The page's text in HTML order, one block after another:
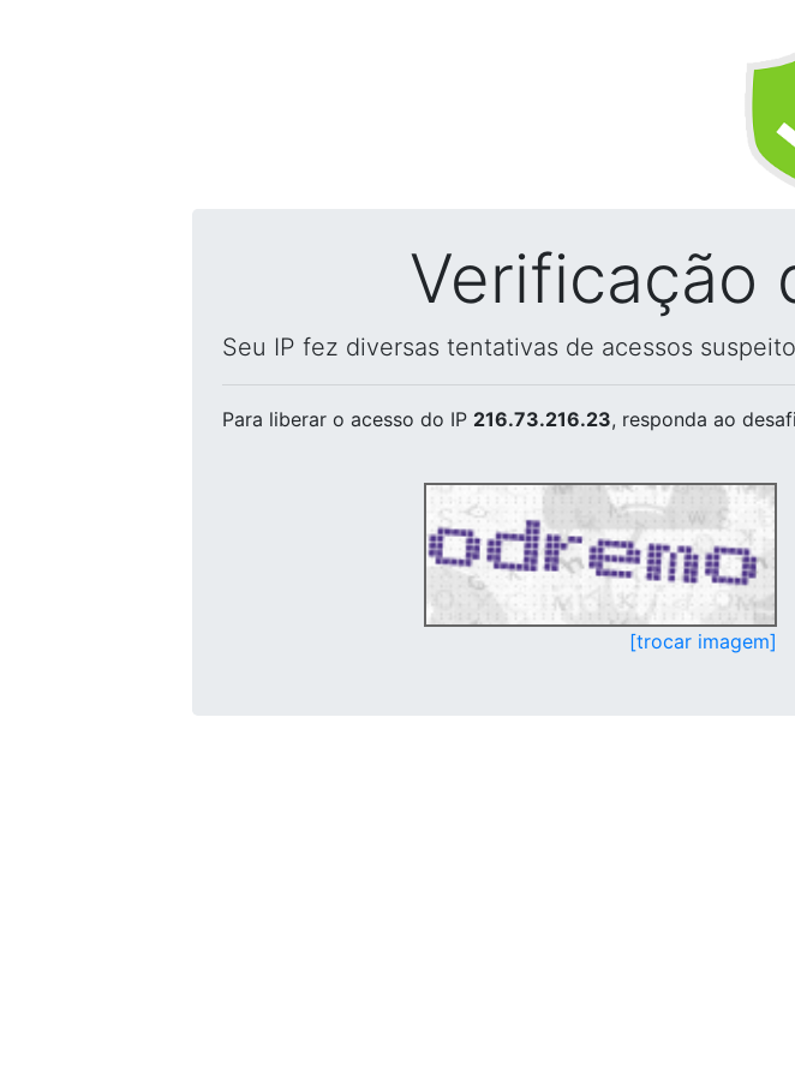
Verificação
Seu IP fez diversas tentativas de acessos
Para liberar o acesso do IP 216.73.216.23, responda ao
[trocar imagem]